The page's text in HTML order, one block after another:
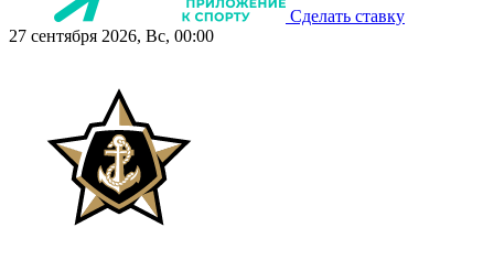
Сделать ставку
27 сентября 2026, Вс, 00:00